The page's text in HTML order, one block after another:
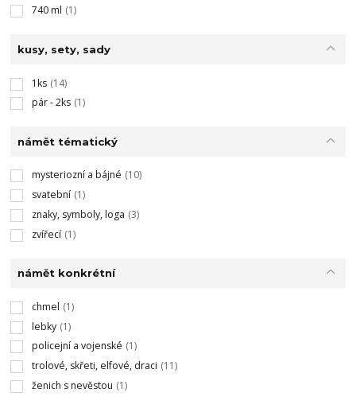
740 ml (1)
kusy, sety, sady
1ks (14)
pár - 2ks (1)
námět tématický
mysteriozní a bájné (10)
svatební (1)
znaky, symboly, loga (3)
zvířecí (1)
námět konkrétní
chmel (1)
lebky (1)
policejní a vojenské (1)
trolové, skřeti, elfové, draci (11)
ženich s nevěstou (1)